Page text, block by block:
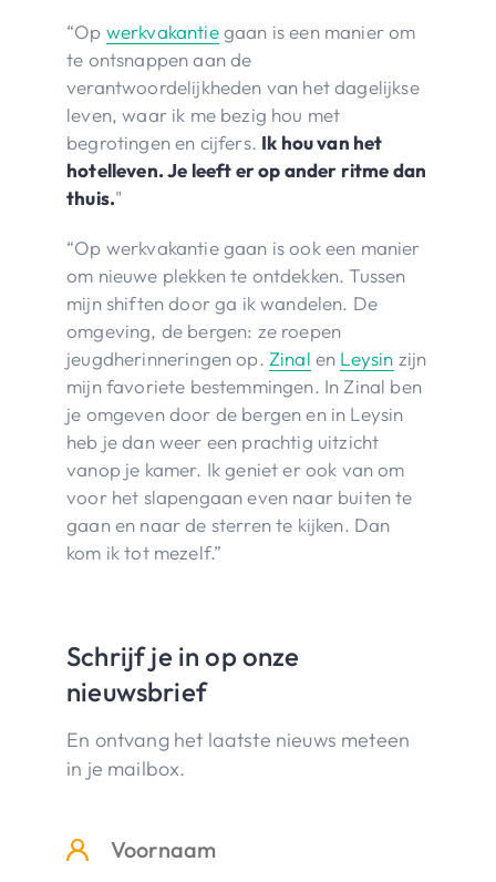
“Op werkvakantiegaan is een manier om
te ontsnappen aan de
verantwoordelijkheden van het dagelijkse
leven, waar ik me bezig hou met
begrotingen en cijfers. Ik hou van het
hotelleven. Je leeft er op ander ritme dan
thuis."
“Op werkvakantie gaan is ook een manier
om nieuwe plekken te ontdekken. Tussen
mijn shiften door ga ik wandelen. De
omgeving, de bergen: ze roepen
jeugdherinneringen op. Zinal en Leysin zijn
mijn favoriete bestemmingen. In Zinal ben
je omgeven door de bergen en in Leysin
heb je dan weer een prachtig uitzicht
vanop je kamer. Ik geniet er ook van om
voor het slapengaan even naar buiten te
gaan en naar de sterren te kijken. Dan
kom ik tot mezelf.”
Schrijf je in op onze
nieuwsbrief
En ontvang het laatste nieuws meteen
in je mailbox.